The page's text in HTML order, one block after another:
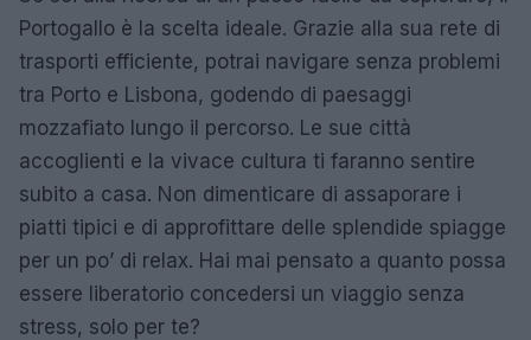
Portogallo è la scelta ideale. Grazie alla sua rete di
trasporti efficiente, potrai navigare senza problemi
tra Porto e Lisbona, godendo di paesaggi
mozzafiato lungo il percorso. Le sue città
accoglienti e la vivace cultura ti faranno sentire
subito a casa. Non dimenticare di assaporare i
piatti tipici e di approfittare delle splendide spiagge
per un po’ di relax. Hai mai pensato a quanto possa
essere liberatorio concedersi un viaggio senza
stress, solo per te?